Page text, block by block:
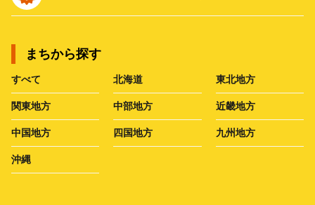
まちから探す
すべて 北海道 東北地方
関東地方 中部地方 近畿地方
中国地方 四国地方 九州地方
沖縄